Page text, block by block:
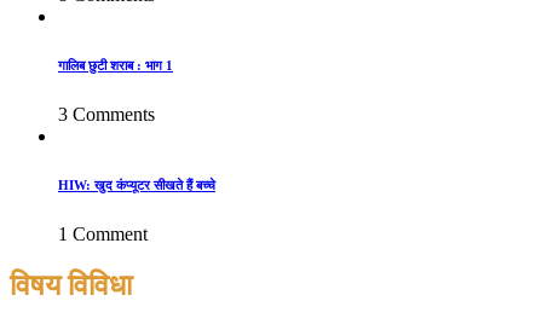
गालिब छुटी शराब : भाग 1
3 Comments
HIW: खुद कंप्यूटर सीखते हैं बच्चे
1 Comment
विषय विविधा